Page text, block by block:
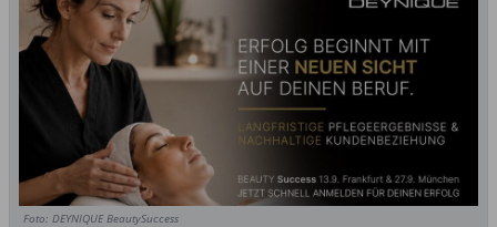
Foto: DEYNIQUE BeautySuccess